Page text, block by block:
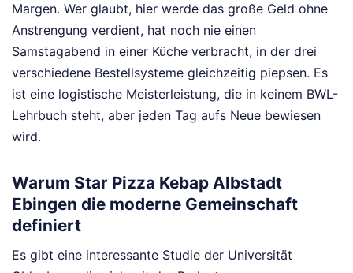
Margen. Wer glaubt, hier werde das große Geld ohne
Anstrengung verdient, hat noch nie einen
Samstagabend in einer Küche verbracht, in der drei
verschiedene Bestellsysteme gleichzeitig piepsen. Es
ist eine logistische Meisterleistung, die in keinem BWL-
Lehrbuch steht, aber jeden Tag aufs Neue bewiesen
wird.
Warum Star Pizza Kebap Albstadt
Ebingen die moderne Gemeinschaft
definiert
Es gibt eine interessante Studie der Universität